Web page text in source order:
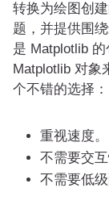
转换为绘图创
题，并提供围
是 Matplotlib
Matplotlib 对象
个不错的选择：
重视速度。
不需要交互
不需要低级